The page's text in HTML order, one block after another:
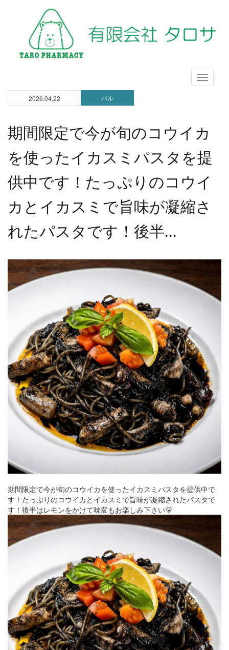
メ
ニ
2026.04.22 バル
期間限定で今が旬のコウイカ
を使ったイカスミパスタを提
供中です！たっぷりのコウイ
カとイカスミで旨味が凝縮さ
れたパスタです！後半...
期間限定で今が旬のコウイカを使ったイカスミパスタを提供中で
す！たっぷりのコウイカとイカスミで旨味が凝縮されたパスタで
す！後半はレモンをかけて味変もお楽しみ下さい🐻